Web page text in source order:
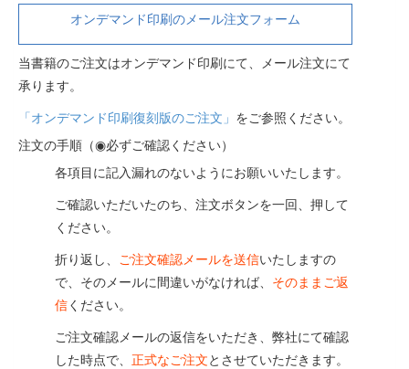
オンデマンド印刷のメール注文フォーム
当書籍のご注文はオンデマンド印刷にて、メール注文にて
承ります。
「オンデマンド印刷復刻版のご注文」 をご参照ください。
注文の手順（◉必ずご確認ください）
各項目に記入漏れのないようにお願いいたします。
ご確認いただいたのち、注文ボタンを一回、押して
ください。
折り返し、 ご注文確認メールを送信いたしますの
で、そのメールに間違いがなければ、 そのままご返
信ください。
ご注文確認メールの返信をいただき、弊社にて確認
した時点で、正式なご注文とさせていただきます。